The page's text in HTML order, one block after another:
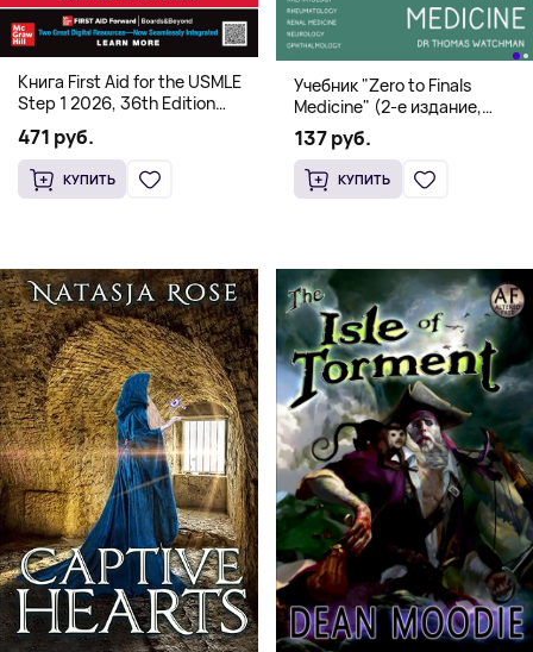
Книга First Aid for the USMLE
Step 1 2026, 36th Edition
(Мягкий переплет,
Английский язык)
471 руб.
КУПИТЬ
Учебник "Zero to Finals
Medicine" (2-е издание,
Мягкая обложка) Dr. Thomas
Watchman
137 руб.
КУПИТЬ